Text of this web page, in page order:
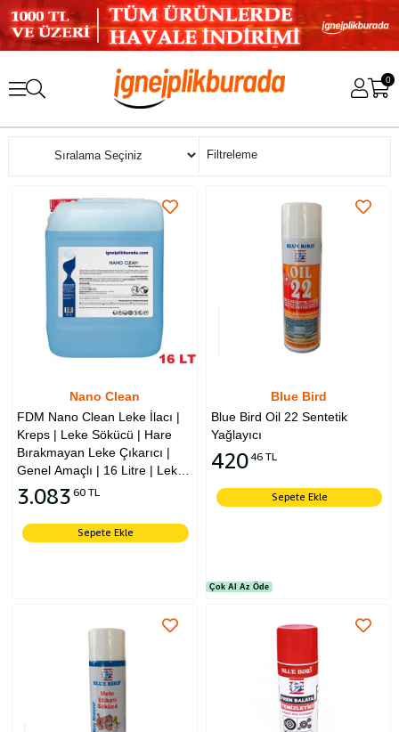
0
Filtreleme
Sıralama
Nano Clean
FDM Nano Clean Leke İlacı |
Kreps | Leke Sökücü | Hare
Bırakmayan Leke Çıkarıcı |
Genel Amaçlı | 16 Litre | Leke
Tabancasında Kullanılmalıdır
3.083 60 TL
Sepete Ekle
Blue Bird
Blue Bird Oil 22 Sentetik
Yağlayıcı
42046 TL
Sepete Ekle
Çok Al Az Öde